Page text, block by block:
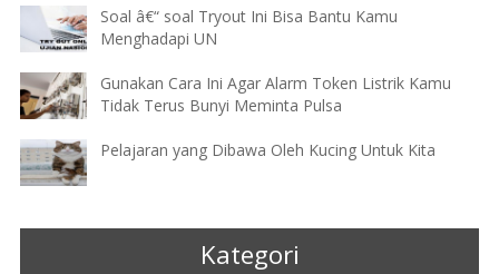
Soal â€“ soal Tryout Ini Bisa Bantu Kamu
Menghadapi UN
Gunakan Cara Ini Agar Alarm Token Listrik Kamu
Tidak Terus Bunyi Meminta Pulsa
Pelajaran yang Dibawa Oleh Kucing Untuk Kita
Kategori